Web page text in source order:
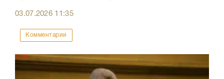
03.07.2026 11:35
Комментарии